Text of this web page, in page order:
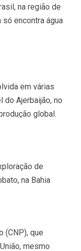
na região de
encontra água
em várias
do Ajerbaijão, no
global.
de
na Bahia
(CNP), que
mesmo